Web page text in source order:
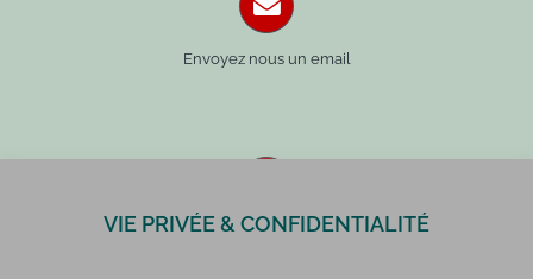
Envoyez nous un email
Paris : 01 42 34 14 59
VIE PRIVÉE & CONFIDENTIALITÉ